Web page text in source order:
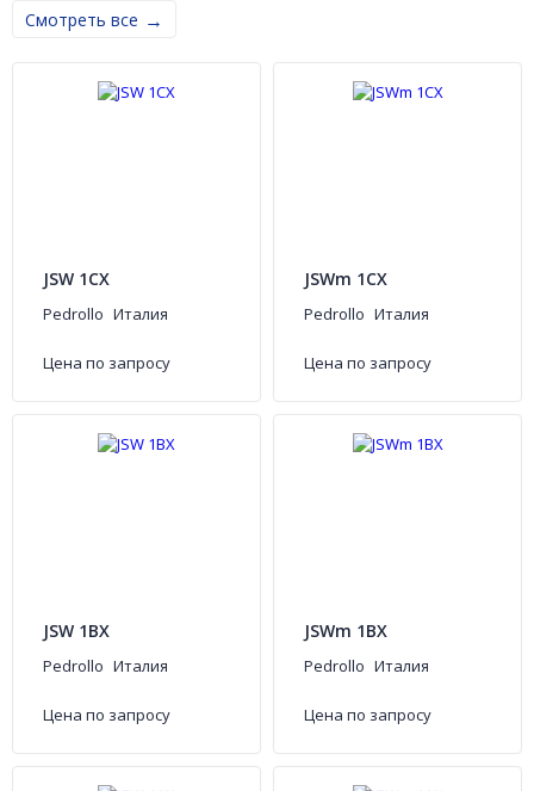
Смотреть все
JSW 1CX
Pedrollo Италия
Цена по запросу
JSWm 1CX
Pedrollo Италия
Цена по запросу
JSW 1BX
Pedrollo Италия
Цена по запросу
JSWm 1BX
Pedrollo Италия
Цена по запросу